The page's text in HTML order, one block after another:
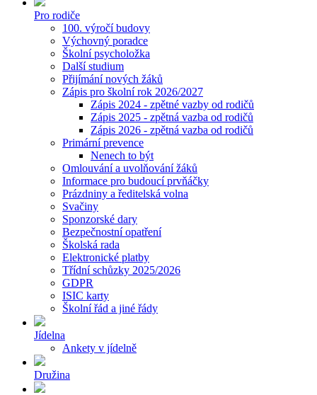
Pro rodiče
100. výročí budovy
Výchovný poradce
Školní psycholožka
Další studium
Přijímání nových žáků
Zápis pro školní rok 2026/2027
Zápis 2024 - zpětné vazby od rodičů
Zápis 2025 - zpětná vazba od rodičů
Zápis 2026 - zpětná vazba od rodičů
Primární prevence
Nenech to být
Omlouvání a uvolňování žáků
Informace pro budoucí prvňáčky
Prázdniny a ředitelská volna
Svačiny
Sponzorské dary
Bezpečnostní opatření
Školská rada
Elektronické platby
Třídní schůzky 2025/2026
GDPR
ISIC karty
Školní řád a jiné řády
Jídelna
Ankety v jídelně
Družina